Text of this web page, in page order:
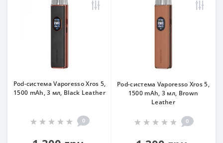
Pod-система Vaporesso Xros 5,
1500 mAh, 3 мл, Black Leather
0
Pod-система Vaporesso Xros 5,
1500 mAh, 3 мл, Brown
Leather
0